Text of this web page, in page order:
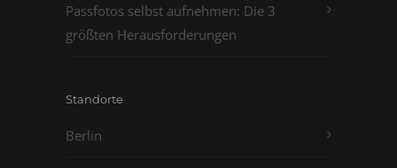
Passfotos selbst aufnehmen: Die 3
größten Herausforderungen
Standorte
Berlin